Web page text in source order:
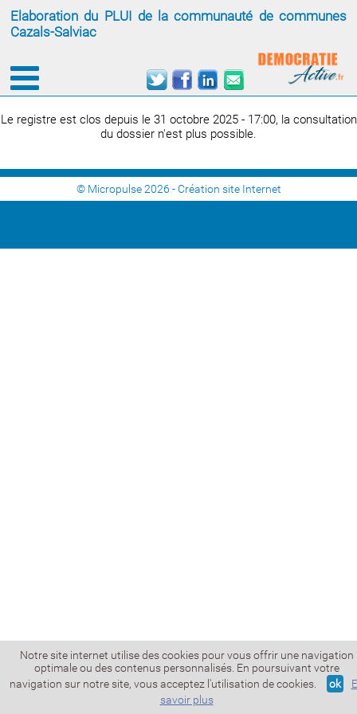
Elaboration du PLUI de la communauté de communes
Cazals-Salviac
Le registre est clos depuis le 31 octobre 2025 - 17:00, la consultation
du dossier n'est plus possible.
© Micropulse 2026 -Création site Internet
Notre site internet utilise des cookies pour vous offrir une navigation
optimale ou des contenus personnalisés. En poursuivant votre
navigation sur notre site, vous acceptez l'utilisation de cookies.
ok
savoir plus